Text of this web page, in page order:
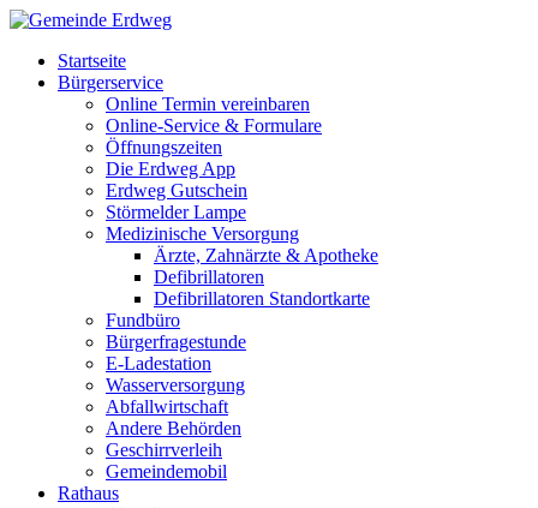
Startseite
Bürgerservice
Online Termin vereinbaren
Online-Service & Formulare
Öffnungszeiten
Die Erdweg App
Erdweg Gutschein
Störmelder Lampe
Medizinische Versorgung
Ärzte, Zahnärzte & Apotheke
Defibrillatoren
Defibrillatoren Standortkarte
Fundbüro
Bürgerfragestunde
E-Ladestation
Wasserversorgung
Abfallwirtschaft
Andere Behörden
Geschirrverleih
Gemeindemobil
Rathaus